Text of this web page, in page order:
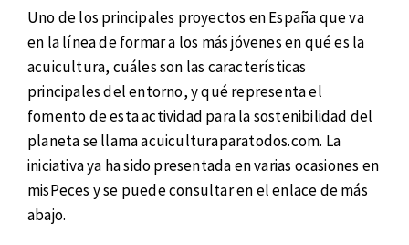
Uno de los principales proyectos en España que va
en la línea de formar a los más jóvenes en qué es la
acuicultura, cuáles son las características
principales del entorno, y qué representa el
fomento de esta actividad para la sostenibilidad del
planeta se llama acuiculturaparatodos.com. La
iniciativa ya ha sido presentada en varias ocasiones en
misPeces y se puede consultar en el enlace de más
abajo.